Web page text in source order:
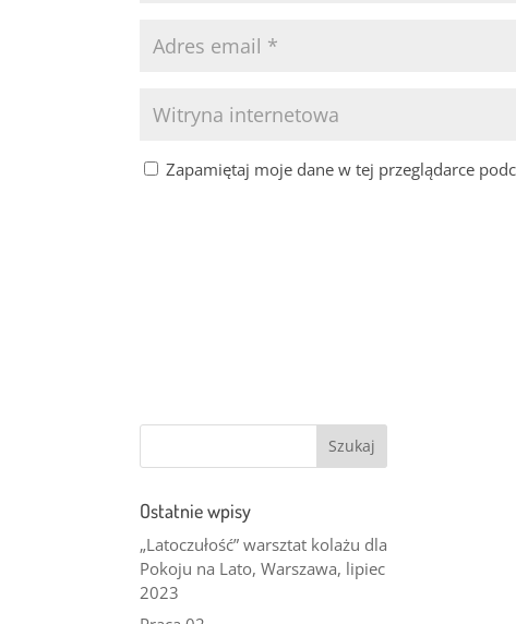
Zapamiętaj moje dane w tej przeglądarce
Ostatnie wpisy
„Latoczułość” warsztat kolażu dla
Pokoju na Lato, Warszawa, lipiec
2023